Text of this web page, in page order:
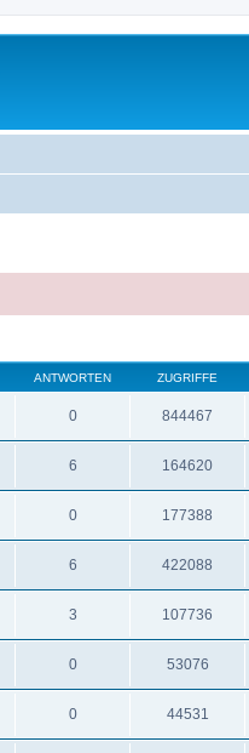
ANTWORTEN ZUGRIFFE
0 844467
6 164620
0 177388
6 422088
3 107736
0 53076
0 44531